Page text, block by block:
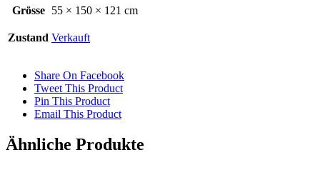
Grösse 55 × 150 × 121 cm
Zustand Verkauft
Share On Facebook
Tweet This Product
Pin This Product
Email This Product
Ähnliche Produkte